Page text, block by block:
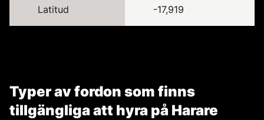
Latitud -17,919
Typer av fordon som finns
tillgängliga att hyra på Harare